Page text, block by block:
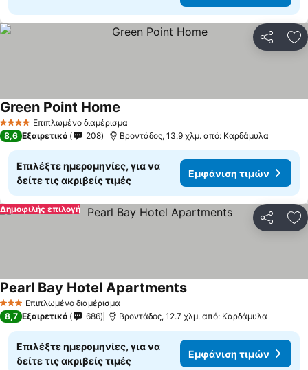
4 ΑστέριαΕπιπλωμένο διαμέρισμα
Green Point Home
8,6 Εξαιρετικό 208 Bροντάδος, 13.9 χλμ. από: Καρδάμυλα
Επιλέξτε ημερομηνίες, για να
δείτε τις ακριβείς τιμές
Εμφάνιση τιμών
Δημοφιλής επιλογή
3 ΑστέριαΕπιπλωμένο διαμέρισμα
Pearl Bay Hotel Apartments
8,7 Εξαιρετικό 686 Bροντάδος, 12.7 χλμ. από: Καρδάμυλα
Επιλέξτε ημερομηνίες, για να
δείτε τις ακριβείς τιμές
Εμφάνιση τιμών